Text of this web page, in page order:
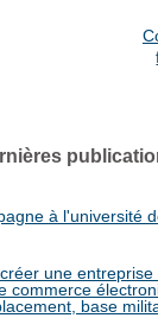
à l'université
une entreprise
commerce
base